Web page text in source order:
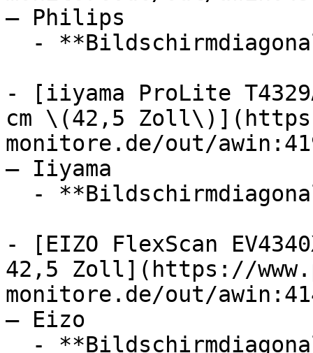
— Philips
- [iiyama ProLite
cm \(42,5
monitore.de/out/
— Iiyama
- [EIZO FlexScan
42,5 Zoll](https://
monitore.de/out/
— Eizo